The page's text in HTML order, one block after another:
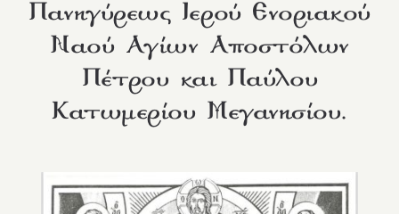
Πανηγύρεως Ιερού Ενοριακού
Ναού Αγίων Αποστόλων
Πέτρου και Παύλου
Κατωμερίου Μεγανησίου.